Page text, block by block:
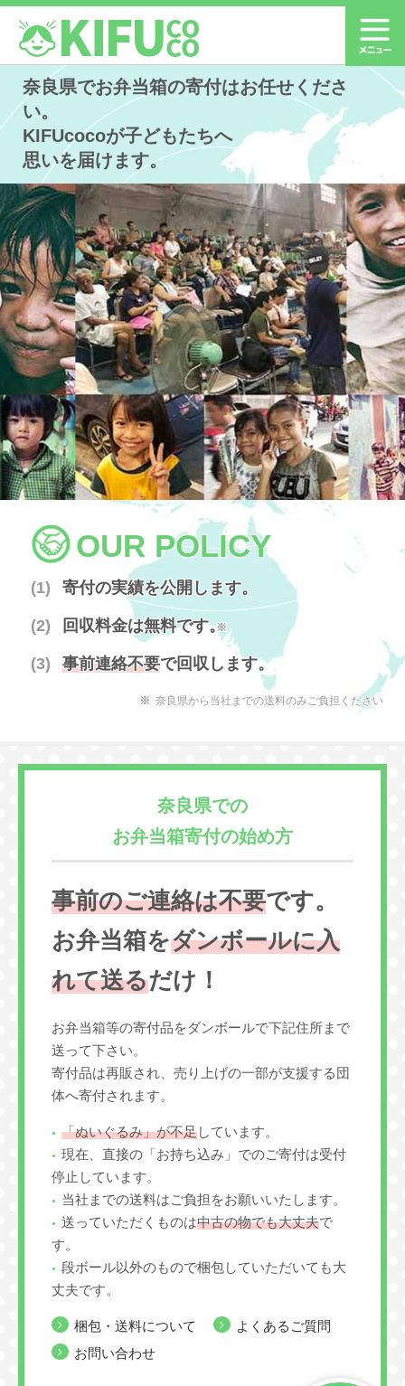
奈良県でお弁当箱の寄付はお任せくださ
い。
KIFUcocoが子どもたちへ
思いを届けます。
OUR POLICY
寄付の実績を公開します。
回収料金は無料です。
※
事前連絡不要で回収します。
奈良県から当社までの送料のみご負担ください
奈良県での
お弁当箱寄付の始め方
事前のご連絡は不要です。
お弁当箱をダンボールに入
れて送るだけ！
お弁当箱等の寄付品をダンボールで下記住所まで
送って下さい。
寄付品は再販され、売り上げの一部が支援する団
体へ寄付されます。
「ぬいぐるみ」が不足しています。
現在、直接の「お持ち込み」でのご寄付は受付
停止しています。
当社までの送料はご負担をお願いいたします。
送っていただくものは中古の物でも大丈夫で
す。
段ボール以外のもので梱包していただいても大
丈夫です。
梱包・送料について
よくあるご質問
お問い合わせ